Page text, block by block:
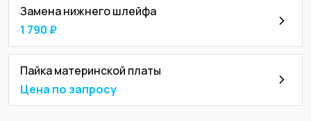
Замена нижнего шлейфа
1 790 ₽
Пайка материнской платы
Цена по запросу